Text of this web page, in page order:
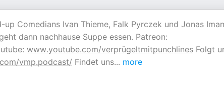
Comedians Ivan Thieme, Falk Pyrczek und Jonas
dann nachhause Suppe essen. Patreon:
www.youtube.com/verprügeltmitpunchlines Folgt
vmp.podcast/ Findet uns... more